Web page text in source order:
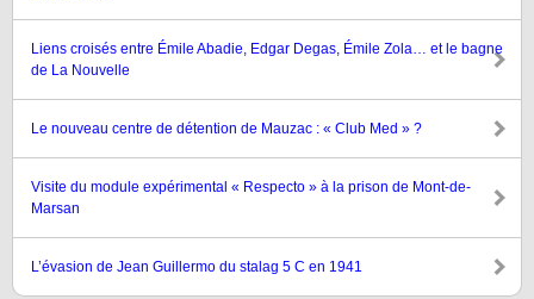
Liens croisés entre Émile Abadie, Edgar Degas, Émile Zola… et le bagne
de La Nouvelle
Le nouveau centre de détention de Mauzac : « Club Med » ?
Visite du module expérimental « Respecto » à la prison de Mont-de-
Marsan
L’évasion de Jean Guillermo du stalag 5 C en 1941